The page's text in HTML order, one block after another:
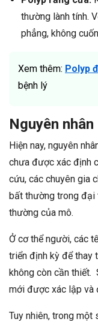
thường lành tính.
phẳng, không
Xem thêm: Polyp
bệnh lý
Nguyên
Hiện nay, nguyên
chưa được xác định
cứu, các chuyên gia
bất thường trong đại
thường của mô.
Ở cơ thể người, các
triển định kỳ để thay
không còn cần thiết.
mới được xác lập và
Tuy nhiên, trong một